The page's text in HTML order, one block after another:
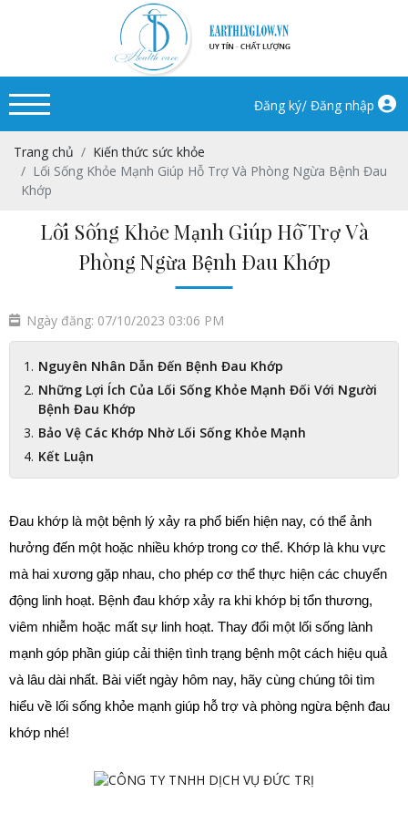
Đăng ký/ Đăng nhập
Trang chủ
Kiến thức sức khỏe
Lối Sống Khỏe Mạnh Giúp Hỗ Trợ Và Phòng Ngừa Bệnh Đau
Khớp
Lối Sống Khỏe Mạnh Giúp Hỗ Trợ Và
Phòng Ngừa Bệnh Đau Khớp
Ngày đăng: 07/10/2023 03:06 PM
Nguyên Nhân Dẫn Đến Bệnh Đau Khớp
Những Lợi Ích Của Lối Sống Khỏe Mạnh Đối Với Người
Bệnh Đau Khớp
Bảo Vệ Các Khớp Nhờ Lối Sống Khỏe Mạnh
Kết Luận
Đau khớp là một bệnh lý xảy ra phổ biến hiện nay, có thể ảnh
hưởng đến một hoặc nhiều khớp trong cơ thể. Khớp là khu vực
mà hai xương gặp nhau, cho phép cơ thể thực hiện các chuyển
động linh hoạt. Bệnh đau khớp xảy ra khi khớp bị tổn thương,
viêm nhiễm hoặc mất sự linh hoạt. Thay đổi một lối sống lành
mạnh góp phần giúp cải thiện tình trạng bệnh một cách hiệu quả
và lâu dài nhất. Bài viết ngày hôm nay, hãy cùng chúng tôi tìm
hiểu về lối sống khỏe mạnh giúp hỗ trợ và phòng ngừa bệnh đau
khớp nhé!